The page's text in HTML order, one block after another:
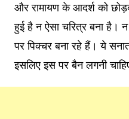
और रामायण के आदर्श को
हुई है न ऐसा चरित्र बना है।
पर पिक्चर बना रहे हैं। ये
इसलिए इस पर बैन लगनी